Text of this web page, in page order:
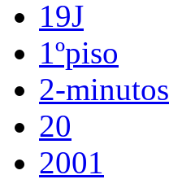
19J
1ºpiso
2-minutos
20
2001